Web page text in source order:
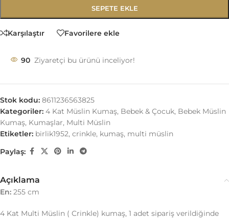
SEPETE EKLE
Karşılaştır Favorilere ekle
90 Ziyaretçi bu ürünü inceliyor!
Stok kodu: 8611236563825
Kategoriler: 4 Kat Müslin Kumaş, Bebek & Çocuk, Bebek Müslin
Kumaş, Kumaşlar, Multi Müslin
Etiketler: birlik1952, crinkle, kumaş, multi müslin
Paylaş:
Açıklama
En: 255 cm
4 Kat Multi Müslin ( Crinkle) kumaş, 1 adet sipariş verildiğinde